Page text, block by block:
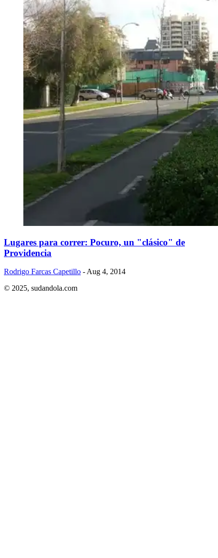
Lugares para correr: Pocuro, un "clásico" de
Providencia
Rodrigo Farcas Capetillo - Aug 4, 2014
© 2025, sudandola.com